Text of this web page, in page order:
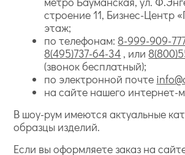
строение 11, Бизнес-Центр
этаж;
по телефонам: 8-999-909-
8(495)737-64-34 , или
(звонок бесплатный);
по электронной почте
на сайте нашего интернет-
В шоу-рум имеются актуальные
образцы изделий.
Если вы оформляете заказ на